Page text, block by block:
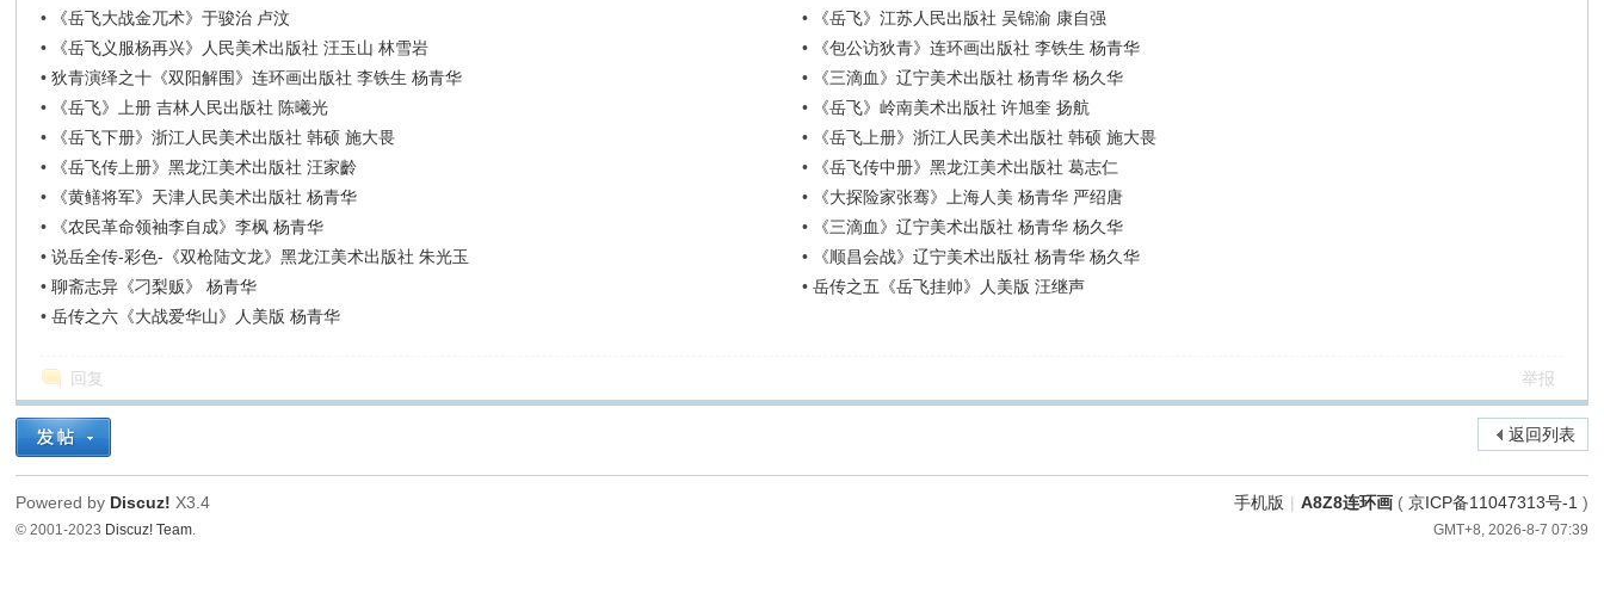
•
《岳飞大战金兀术》于骏治 卢汶 •
《岳飞》江苏人民出版社 吴锦渝 康自强
•
《岳飞义服杨再兴》人民美术出版社 汪玉山 林雪岩 •
《包公访狄青》连环画出版社 李铁生 杨青华
•狄青演绎之十《双阳解围》连环画出版社 李铁生 杨青华 •
《三滴血》辽宁美术出版社 杨青华 杨久华
•
《岳飞》上册 吉林人民出版社 陈曦光 •
《岳飞》岭南美术出版社 许旭奎 扬航
•
《岳飞下册》浙江人民美术出版社 韩硕 施大畏 •
《岳飞上册》浙江人民美术出版社 韩硕 施大畏
•
《岳飞传上册》黑龙江美术出版社 汪家齡 •
《岳飞传中册》黑龙江美术出版社 葛志仁
•
《黄鳝将军》天津人民美术出版社 杨青华 •
《大探险家张骞》上海人美 杨青华 严绍唐
•
《农民革命领袖李自成》李枫 杨青华 •
《三滴血》辽宁美术出版社 杨青华 杨久华
•说岳全传-彩色-《双枪陆文龙》黑龙江美术出版社 朱光玉 •
《顺昌会战》辽宁美术出版社 杨青华 杨久华
•聊斋志异《刁梨贩》 杨青华 • 岳传之五《岳飞挂帅》人美版 汪继声
•岳传之六《大战爱华山》人美版 杨青华
回复 举报
返回列表
手机版 | A8Z8连环画( 京ICP备11047313号-1 )
GMT+8, 2026-8-7 07:39
Powered by Discuz! X3.4
© 2001-2023 Discuz! Team